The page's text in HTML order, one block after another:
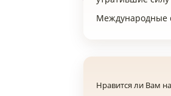
Международные
Нравится ли Вам